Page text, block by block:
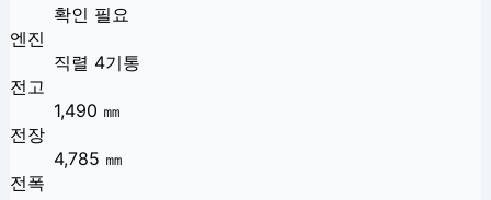
확인 필요
엔진
직렬 4기통
전고
1,490 ㎜
전장
4,785 ㎜
전폭